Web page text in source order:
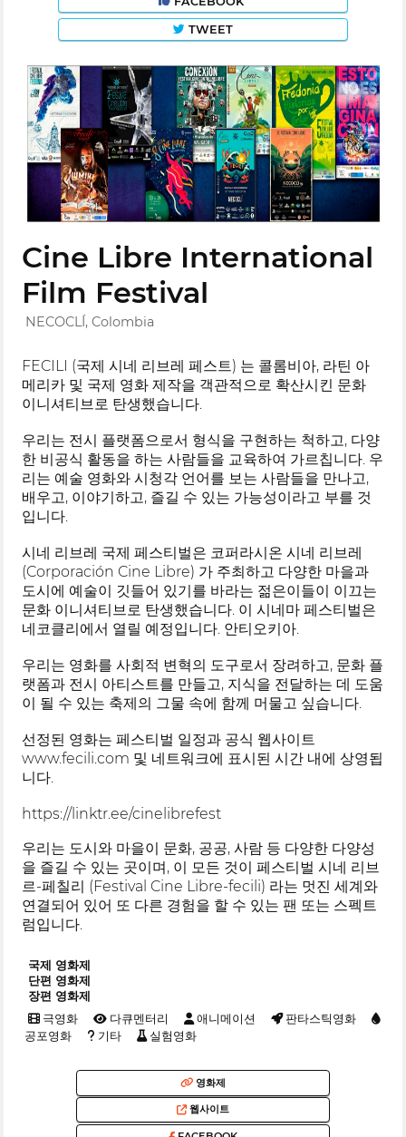
TWEET
Cine Libre International
Film Festival
NECOCLÍ, Colombia
FECILI (국제 시네 리브레 페스트) 는 콜롬비아, 라틴 아
메리카 및 국제 영화 제작을 객관적으로 확산시킨 문화
이니셔티브로 탄생했습니다.
우리는 전시 플랫폼으로서 형식을 구현하는 척하고, 다양
한 비공식 활동을 하는 사람들을 교육하여 가르칩니다. 우
리는 예술 영화와 시청각 언어를 보는 사람들을 만나고,
배우고, 이야기하고, 즐길 수 있는 가능성이라고 부를 것
입니다.
시네 리브레 국제 페스티벌은 코퍼라시온 시네 리브레
(Corporación Cine Libre) 가 주최하고 다양한 마을과
도시에 예술이 깃들어 있기를 바라는 젊은이들이 이끄는
문화 이니셔티브로 탄생했습니다. 이 시네마 페스티벌은
네코클리에서 열릴 예정입니다. 안티오키아.
우리는 영화를 사회적 변혁의 도구로서 장려하고, 문화 플
랫폼과 전시 아티스트를 만들고, 지식을 전달하는 데 도움
이 될 수 있는 축제의 그물 속에 함께 머물고 싶습니다.
선정된 영화는 페스티벌 일정과 공식 웹사이트
www.fecili.com 및 네트워크에 표시된 시간 내에 상영됩
니다.
https://linktr.ee/cinelibrefest
우리는 도시와 마을이 문화, 공공, 사람 등 다양한 다양성
을 즐길 수 있는 곳이며, 이 모든 것이 페스티벌 시네 리브
르-페칠리 (Festival Cine Libre-fecili) 라는 멋진 세계와
연결되어 있어 또 다른 경험을 할 수 있는 팬 또는 스펙트
럼입니다.
국제 영화제
단편 영화제
장편 영화제
극영화 다큐멘터리 애니메이션
판타스틱영화
공포영화
기타 실험영화
영화제
웹사이트